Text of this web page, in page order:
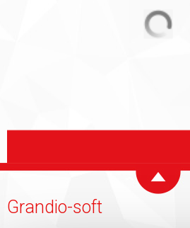
Grandio-soft